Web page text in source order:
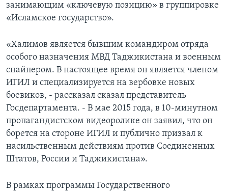
занимающим «ключевую позицию» в группировке
«Исламское государство».
«Халимов является бывшим командиром отряда
особого назначения МВД Таджикистана и военным
снайпером. В настоящее время он является членом
ИГИЛ и специализируется на вербовке новых
боевиков, - рассказал сказал представитель
Госдепартамента. - В мае 2015 года, в 10-минутном
пропагандистском видеоролике он заявил, что он
борется на стороне ИГИЛ и публично призвал к
насильственным действиям против Соединенных
Штатов, России и Таджикистана».
В рамках программы Государственного